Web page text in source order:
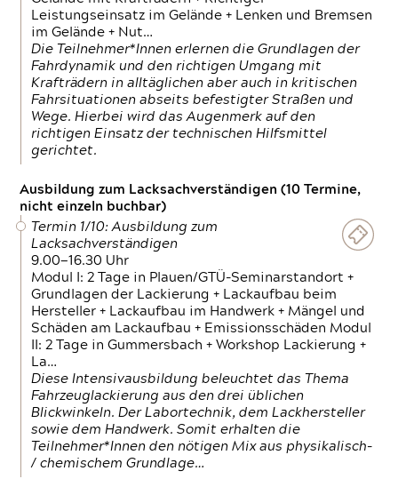
Leistungseinsatz im Gelände + Lenken und Bremsen
im Gelände + Nut…
Die Teilnehmer*Innen erlernen die Grundlagen der
Fahrdynamik und den richtigen Umgang mit
Krafträdern in alltäglichen aber auch in kritischen
Fahrsituationen abseits befestigter Straßen und
Wege. Hierbei wird das Augenmerk auf den
richtigen Einsatz der technischen Hilfsmittel
gerichtet.
Ausbildung zum Lacksachverständigen (10 Termine,
nicht einzeln buchbar)
Termin 1/10: Ausbildung zum
Lacksachverständigen
9.00—16.30 Uhr
Modul I: 2 Tage in Plauen/GTÜ-Seminarstandort +
Grundlagen der Lackierung + Lackaufbau beim
Hersteller + Lackaufbau im Handwerk + Mängel und
Schäden am Lackaufbau + Emissionsschäden Modul
II: 2 Tage in Gummersbach + Workshop Lackierung +
La…
Diese Intensivausbildung beleuchtet das Thema
Fahrzeuglackierung aus den drei üblichen
Blickwinkeln. Der Labortechnik, dem Lackhersteller
sowie dem Handwerk. Somit erhalten die
Teilnehmer*Innen den nötigen Mix aus physikalisch-
/ chemischem Grundlage…